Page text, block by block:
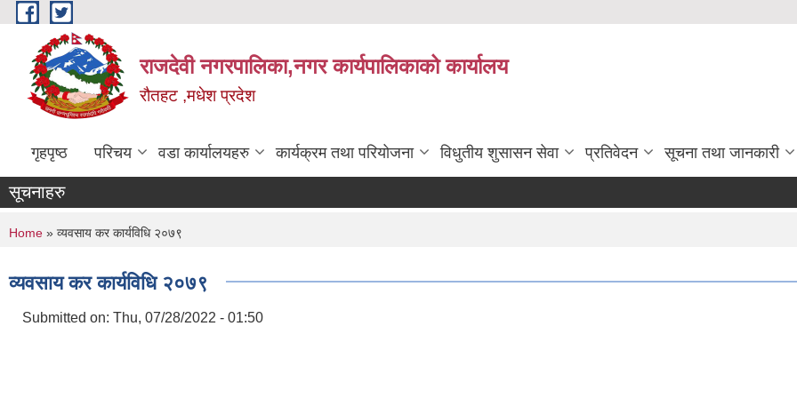
Skip to main content
राजदेवी नगरपालिका,नगर कार्यपालिकाको कार्यालय
रौतहट ,मधेश प्रदेश
गृहपृष्ठ परिचय वडा कार्यालयहरु कार्यक्रम तथा परियोजना विधुतीय शुसासन सेवा प्रतिवेदन सूचना तथा जानकारी
सूचनाहरु
You are here
Home » व्यवसाय कर कार्यविधि २०७९
व्यवसाय कर कार्यविधि २०७९
Submitted on: Thu, 07/28/2022 - 01:50